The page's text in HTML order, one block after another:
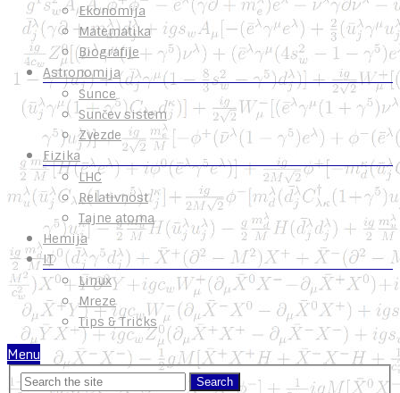
Ekonomija
Matematika
Biografije
Astronomija
Sunce
Sunčev sistem
Zvezde
Fizika
LHC
Relativnost
Tajne atoma
Hemija
IT
Linux
Mreze
Tips & Tricks
Menu